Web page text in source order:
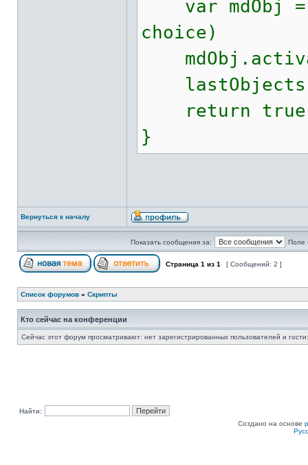
var mdObj =
choice)
return true
}
Вернуться к началу
Показать сообщения за: Поле
Страница 1 из 1 [ Сообщений: 2 ]
Список форумов » Скрипты
Кто сейчас на конференции
Сейчас этот форум просматривают: нет зарегистрированных пользователей и
Найти:
Создано на основе